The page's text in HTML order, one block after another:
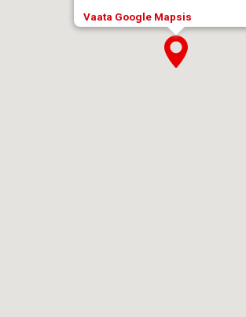
Vaata Google Mapsis